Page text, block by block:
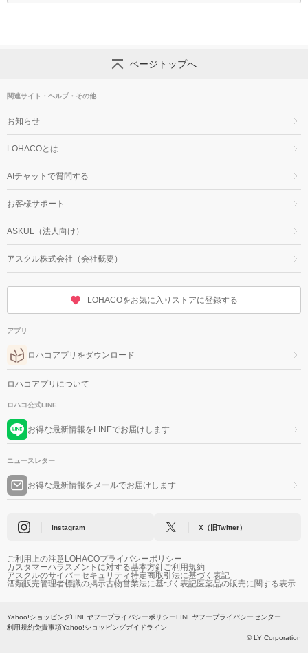
ページトップへ
関連サイト・ヘルプ・その他
お知らせ
LOHACOとは
AIチャットで質問する
お客様サポート
ASKUL（法人向け）
アスクル株式会社（会社概要）
LOHACOをお気に入りストアに登録する
アプリ
ロハコアプリをダウンロード
ロハコアプリについて
ロハコ公式LINE
お得な最新情報をLINEでお届けします
ニュースレター
お得な最新情報をメールでお届けします
Instagram X（旧Twitter）
ご利用上の注意LOHACOプライバシーポリシー
カスタマーハラスメントに対する基本方針ご利用規約
アスクルのサイバーセキュリティ特定商取引法に基づく表記
酒類販売管理者標識の掲示古物営業法に基づく表記医薬品の販売に関する表示
Yahoo!ショッピングLINEヤフープライバシーポリシーLINEヤフープライバシーセンター
利用規約免責事項Yahoo!ショッピングガイドライン
© LY Corporation